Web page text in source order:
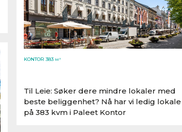
KONTOR 383 M²
Til Leie: Søker dere mindre lokaler med
beste beliggenhet? Nå har vi ledig lokale
på 383 kvm i Paleet Kontor